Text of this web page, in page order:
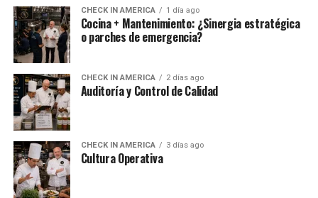
CHECK IN AMERICA 1 día ago
Cocina + Mantenimiento: ¿Sinergia estratégica
o parches de emergencia?
CHECK IN AMERICA 2 días ago
Auditoría y Control de Calidad
CHECK IN AMERICA 3 días ago
Cultura Operativa